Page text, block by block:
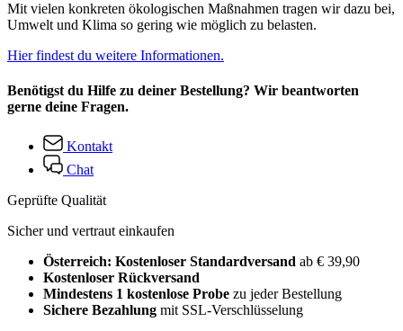
Mit vielen konkreten ökologischen Maßnahmen tragen wir dazu bei,
Umwelt und Klima so gering wie möglich zu belasten.
Hier findest du weitere Informationen.
Benötigst du Hilfe zu deiner Bestellung? Wir beantworten
gerne deine Fragen.
Kontakt
Chat
Geprüfte Qualität
Sicher und vertraut einkaufen
Österreich: Kostenloser Standardversand ab € 39,90
Kostenloser Rückversand
Mindestens 1 kostenlose Probe zu jeder Bestellung
Sichere Bezahlung mit SSL-Verschlüsselung